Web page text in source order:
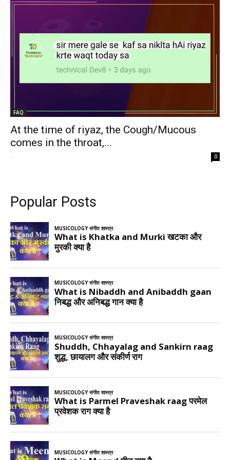
FAQ
At the time of riyaz, the Cough/Mucous
comes in the throat,...
- 0
Popular Posts